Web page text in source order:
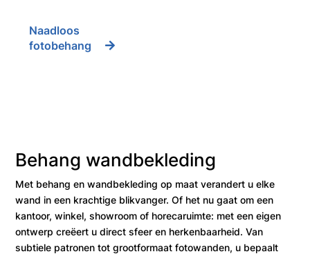
Naadloos
fotobehang
Behang wandbekleding
Met behang en wandbekleding op maat verandert u elke
wand in een krachtige blikvanger. Of het nu gaat om een
kantoor, winkel, showroom of horecaruimte: met een eigen
ontwerp creëert u direct sfeer en herkenbaarheid. Van
subtiele patronen tot grootformaat fotowanden, u bepaalt